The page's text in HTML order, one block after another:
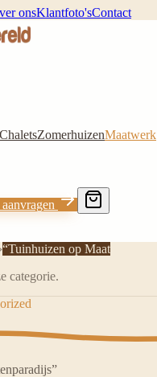
onsKlantfoto'sContact
ChaletsZomerhuizenMaatwerk
›“Tuinhuizen op Maat
categorie.